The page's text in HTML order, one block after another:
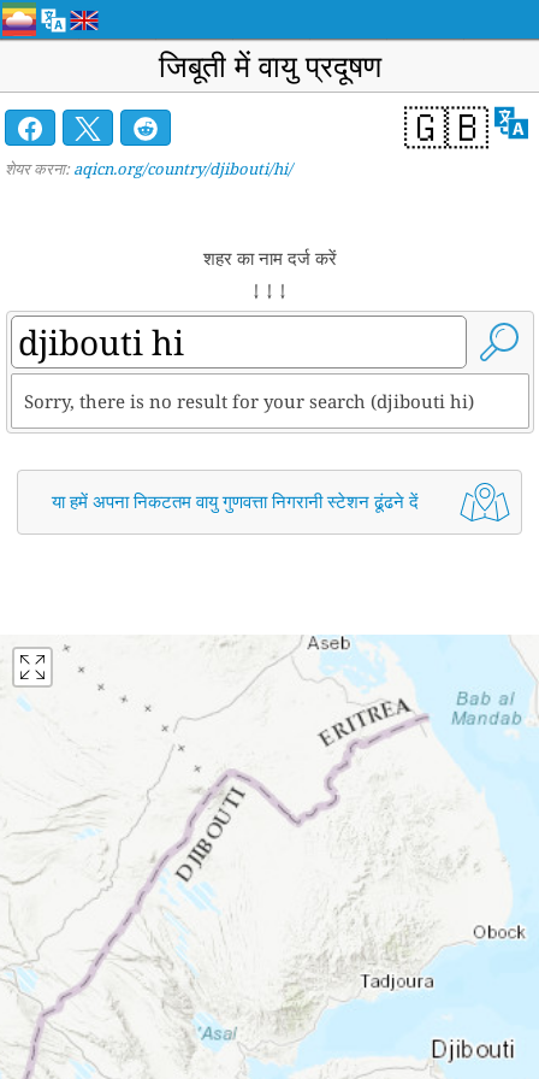
जिबूती में वायु प्रदूषण
🇬🇧
शेयर करना: aqicn.org/country/djibouti/hi/
शहर का नाम दर्ज करें
↓ ↓ ↓
Sorry, there is no result for your search (djibouti hi)
या हमें अपना निकटतम वायु गुणवत्ता निगरानी स्टेशन ढूंढने दें